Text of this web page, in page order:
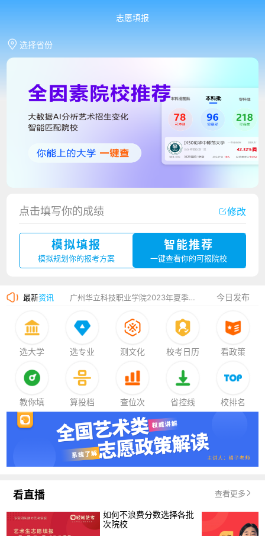
志愿填报
选择省份
点击填写你的成绩 修改
模拟填报
模拟规划你的报考方案
智能推荐
一键查看你的可报院校
最新资讯
香港中文大学（深圳）2023年夏季高考招生简章
厦门大学嘉庚学院2023年艺术类招生简章
今日发布
选大学 选专业 测文化 校考日历 看政策
教你填 算投档 查位次 省控线 校排名
看直播 查看更多
如何不浪费分数选择各批
次院校